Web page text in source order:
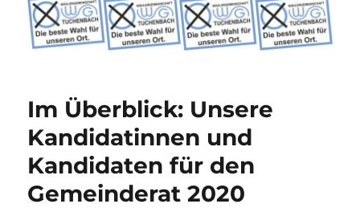
Im Überblick: Unsere
Kandidatinnen und
Kandidaten für den
Gemeinderat 2020